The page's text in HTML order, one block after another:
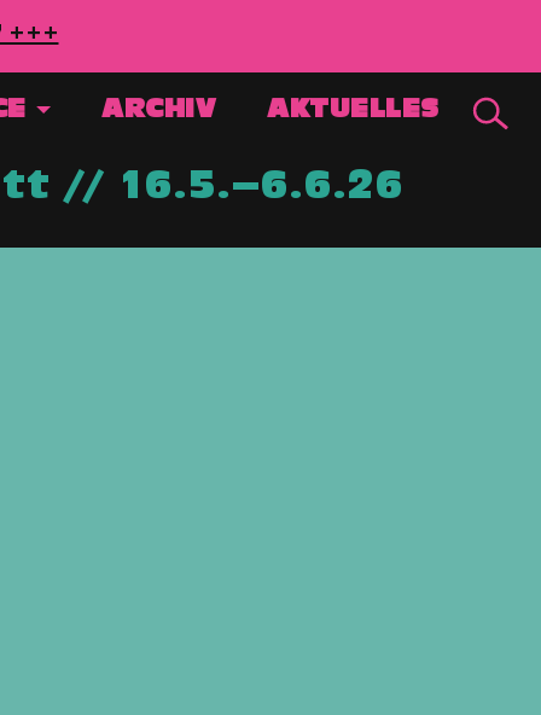
+++
ARCHIV AKTUELLES
// 16.5.–6.6.26